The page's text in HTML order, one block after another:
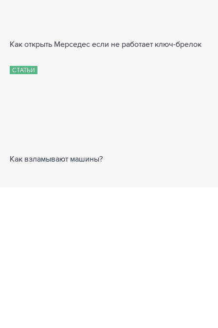
Как открыть Мерседес если не работает ключ-брелок
СТАТЬИ
Как взламывают машины?